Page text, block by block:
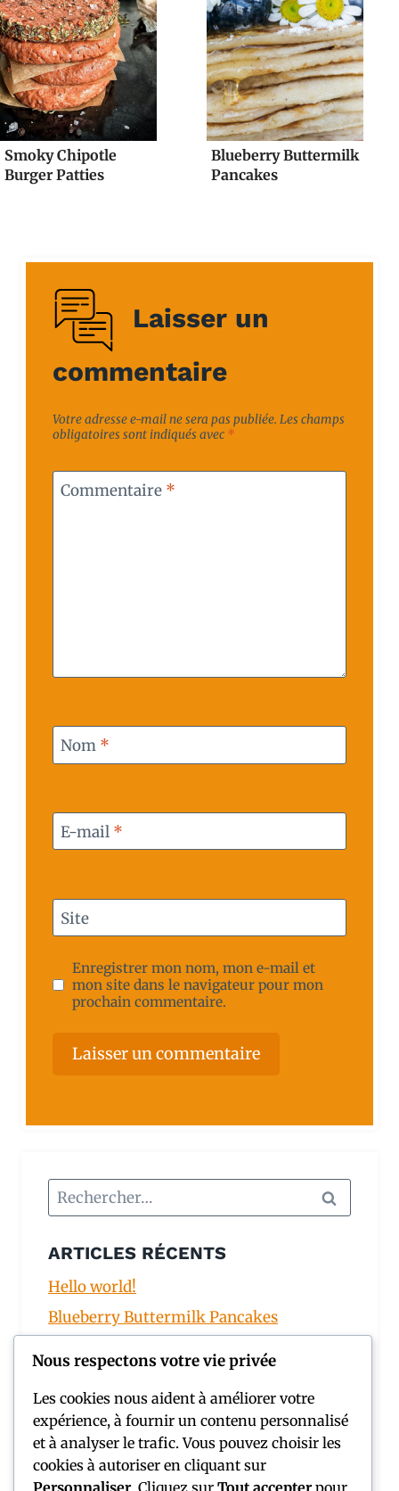
Smoky Chipotle
Burger Patties
Blueberry Buttermilk
Pancakes
Laisser un
commentaire
Votre adresse e-mail ne sera pas publiée. Les champs
obligatoires sont indiqués avec *
Commentaire *
Nom *
E-mail *
Site
Enregistrer mon nom, mon e-mail et
mon site dans le navigateur pour mon
prochain commentaire.
ARTICLES RÉCENTS
Hello world!
Blueberry Buttermilk Pancakes
French Buttercream Macarons
The BEST BBQ Chicken Pizza
COMMENTAIRES RÉCENTS
Nous respectons votre vie privée
Les cookies nous aident à améliorer votre
expérience, à fournir un contenu personnalisé
et à analyser le trafic. Vous pouvez choisir les
cookies à autoriser en cliquant sur
Personnaliser. Cliquez sur Tout accepterpour